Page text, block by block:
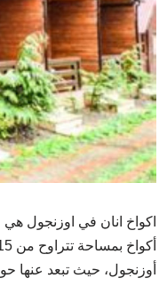
اكواخ انان في اوزنجول
أوزنجول، حيث تبعد عنها حوالي 800 متر، ويمكن الوصول إليها مشيًا